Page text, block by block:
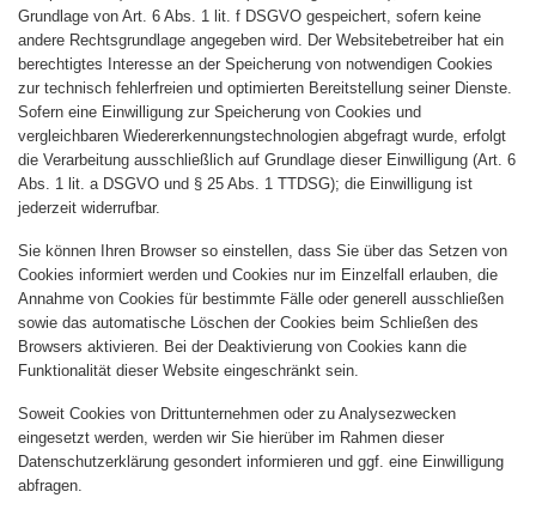
Grundlage von Art. 6 Abs. 1 lit. f DSGVO gespeichert, sofern keine
andere Rechtsgrundlage angegeben wird. Der Websitebetreiber hat ein
berechtigtes Interesse an der Speicherung von notwendigen Cookies
zur technisch fehlerfreien und optimierten Bereitstellung seiner Dienste.
Sofern eine Einwilligung zur Speicherung von Cookies und
vergleichbaren Wiedererkennungstechnologien abgefragt wurde, erfolgt
die Verarbeitung ausschließlich auf Grundlage dieser Einwilligung (Art. 6
Abs. 1 lit. a DSGVO und § 25 Abs. 1 TTDSG); die Einwilligung ist
jederzeit widerrufbar.
Sie können Ihren Browser so einstellen, dass Sie über das Setzen von
Cookies informiert werden und Cookies nur im Einzelfall erlauben, die
Annahme von Cookies für bestimmte Fälle oder generell ausschließen
sowie das automatische Löschen der Cookies beim Schließen des
Browsers aktivieren. Bei der Deaktivierung von Cookies kann die
Funktionalität dieser Website eingeschränkt sein.
Soweit Cookies von Drittunternehmen oder zu Analysezwecken
eingesetzt werden, werden wir Sie hierüber im Rahmen dieser
Datenschutzerklärung gesondert informieren und ggf. eine Einwilligung
abfragen.